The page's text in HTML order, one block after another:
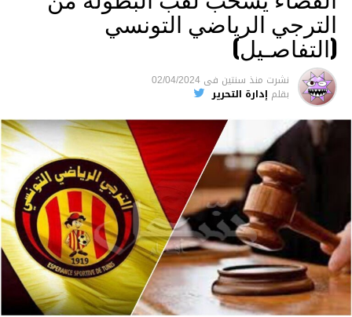
الترجي الرياضي التونسي
(التفاصـيل)
نشرت منذ سنتين فى 02/04/2024
بقلم إدارة التحرير